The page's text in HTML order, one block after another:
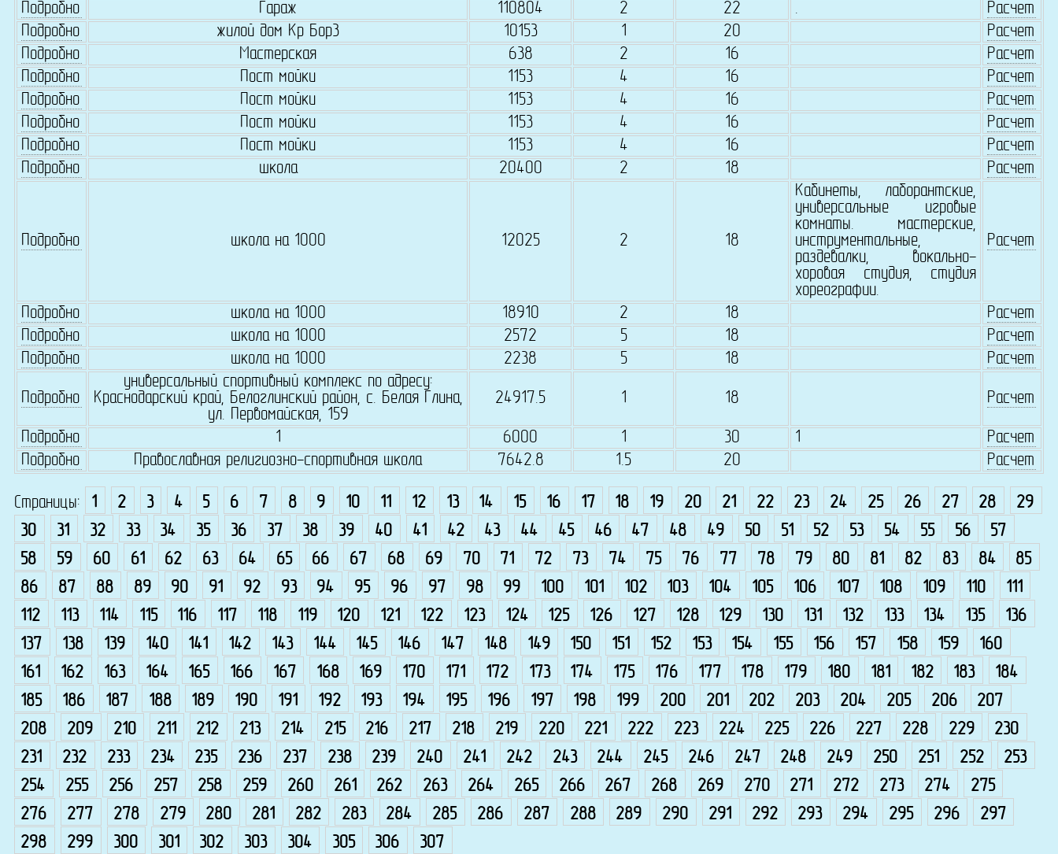
Подробно
Гараж 110804 2 22 .
Расчет
Подробно
жилой дом Кр Бор3 10153 1 20
Расчет
Подробно
Мастерская 638 2 16
Расчет
Подробно
Пост мойки 1153 4 16
Расчет
Подробно
Пост мойки 1153 4 16
Расчет
Подробно
Пост мойки 1153 4 16
Расчет
Подробно
Пост мойки 1153 4 16
Расчет
Подробно
школа 20400 2 18 Расчет
Подробно школа на 1000 12025 2 18
Кабинеты, лаборантские,
универсальные игровые
комнаты. мастерские,
инструментальные,
раздевалки, вокально-
хоровая студия, студия
хореографии.
Расчет
Подробно школа на 1000 18910 2 18
Расчет
Подробно
школа на 1000 2572 5 18
Расчет
Подробно
школа на 1000 2238 5 18 Расчет
Подробно
универсальный спортивный комплекс по адресу:
Краснодарский край, Белоглинский район, с. Белая Глина,
ул. Первомайская, 159
24917.5 1 18 Расчет
Подробно 1 6000 1 30 1
Расчет
Подробно
Православная религиозно-спортивная школа 7642.8 1.5 20 Расчет
Страницы: 1 2 3 4 5 6 7 8 9 10 11 12 13 14 15 16 17 18 19 20 21 22 23 24 25 26 27 28
29
30
31 32 33 34 35 36 37 38 39 40 41 42 43 44 45 46 47 48 49 50 51 52 53 54 55 56
57
58
59 60 61 62 63 64 65 66 67 68 69 70 71 72 73 74 75 76 77 78 79 80 81 82 83 84
85
86
87 88 89 90 91 92 93 94 95 96 97 98 99 100 101 102 103 104 105 106 107 108 109 110
111
112
113 114 115 116 117 118 119 120 121 122 123 124 125 126 127 128 129 130 131 132 133 134 135
136
137
138 139 140 141 142 143 144 145 146 147 148 149 150 151 152 153 154 155 156 157 158 159
160
161
162 163 164 165 166 167 168 169 170 171 172 173 174 175 176 177 178 179 180 181 182 183
184
185
186 187 188 189 190 191 192 193 194 195 196 197 198 199 200 201 202 203 204 205 206
207
208
209 210 211 212 213 214 215 216 217 218 219 220 221 222 223 224 225 226 227 228 229
230
231
232 233 234 235 236 237 238 239 240 241 242 243 244 245 246 247 248 249 250 251 252
253
254
255 256 257 258 259 260 261 262 263 264 265 266 267 268 269 270 271 272 273 274
275
276
277 278 279 280 281 282 283 284 285 286 287 288 289 290 291 292 293 294 295 296
297
298
299 300 301 302 303 304 305 306 307